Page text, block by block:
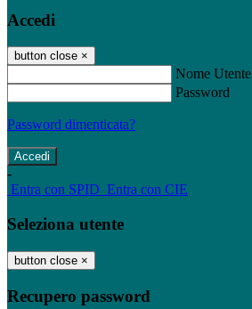
Accedi
button close ×
Nome Utente
Password
Password dimenticata?
-
Entra con SPID Entra con CIE
Seleziona utente
button close ×
Recupero password